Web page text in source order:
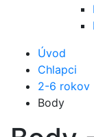
Úvod
Chlapci
2-6 rokov
Body